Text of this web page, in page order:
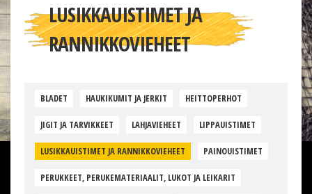
LUSIKKAUISTIMET JA
RANNIKKOVIEHEET
BLADET HAUKIKUMIT JA JERKIT HEITTOPERHOT
JIGIT JA TARVIKKEET LAHJAVIEHEET LIPPAUISTIMET
LUSIKKAUISTIMET JA RANNIKKOVIEHEET PAINOUISTIMET
PERUKKEET, PERUKEMATERIAALIT, LUKOT JA LEIKARIT